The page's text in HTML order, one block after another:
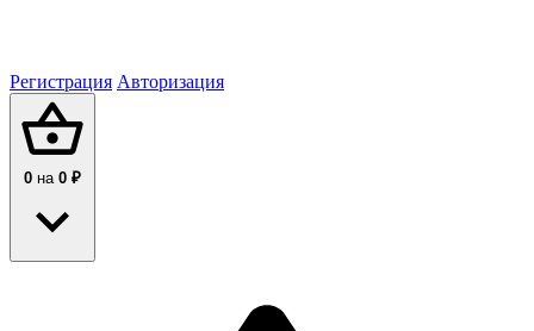
Регистрация Авторизация
0 на 0 ₽